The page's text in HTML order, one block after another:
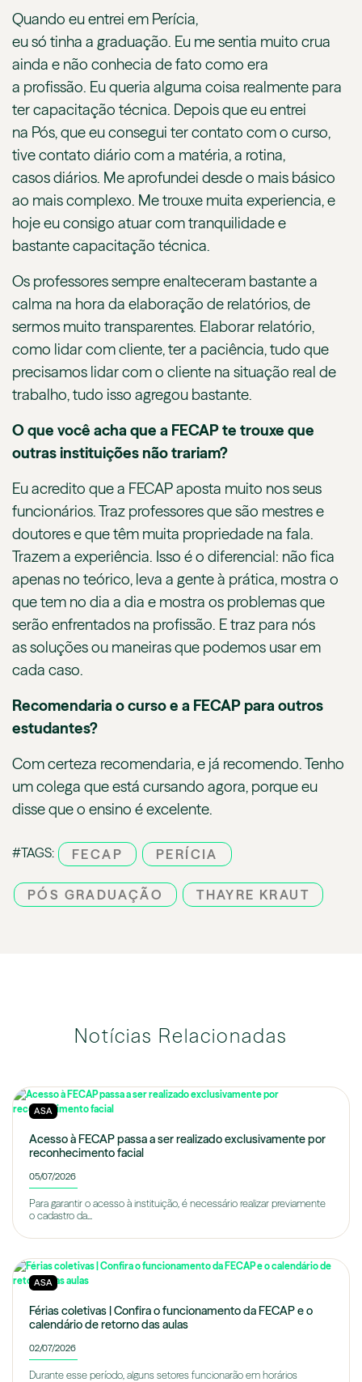
Quando eu entrei em Perícia,
eu só tinha a graduação. Eu me sentia muito crua
ainda e não conhecia de fato como era
a profissão. Eu queria alguma coisa realmente para
ter capacitação técnica. Depois que eu entrei
na Pós, que eu consegui ter contato com o curso,
tive contato diário com a matéria, a rotina,
casos diários. Me aprofundei desde o mais básico
ao mais complexo. Me trouxe muita experiencia, e
hoje eu consigo atuar com tranquilidade e
bastante capacitação técnica.
Os professores sempre enalteceram bastante a
calma na hora da elaboração de relatórios, de
sermos muito transparentes. Elaborar relatório,
como lidar com cliente, ter a paciência, tudo que
precisamos lidar com o cliente na situação real de
trabalho, tudo isso agregou bastante.
O que você acha que a FECAP te trouxe que
outras instituições não trariam?
Eu acredito que a FECAP aposta muito nos seus
funcionários. Traz professores que são mestres e
doutores e que têm muita propriedade na fala.
Trazem a experiência. Isso é o diferencial: não fica
apenas no teórico, leva a gente à prática, mostra o
que tem no dia a dia e mostra os problemas que
serão enfrentados na profissão. E traz para nós
as soluções ou maneiras que podemos usar em
cada caso.
Recomendaria o curso e a FECAP para outros
estudantes?
Com certeza recomendaria, e já recomendo. Tenho
um colega que está cursando agora, porque eu
disse que o ensino é excelente.
#TAGS: FECAP PERÍCIA
PÓS GRADUAÇÃO THAYRE KRAUT
Notícias Relacionadas
ASA
Acesso à FECAP passa a ser realizado exclusivamente por
reconhecimento facial
05/07/2026
Para garantir o acesso à instituição, é necessário realizar previamente
o cadastro da...
ASA
Férias coletivas | Confira o funcionamento da FECAP e o
calendário de retorno das aulas
02/07/2026
Durante esse período, alguns setores funcionarão em horários